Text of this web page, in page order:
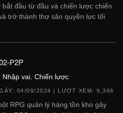
đầu từ đầu và chiến lược chiến
trở thành thợ săn quyền lực tối
P2P
Nhập vai Chiến lược
04/09/2024 | LƯỢT XEM: 9,366
RPG quản lý hàng tồn kho gây